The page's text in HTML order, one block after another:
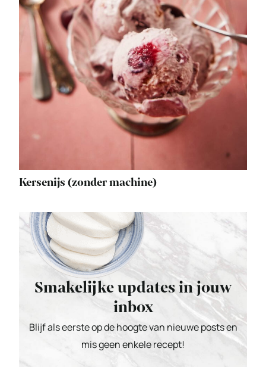
Kersenijs (zonder machine)
Smakelijke updates in jouw
inbox
Blijf als eerste op de hoogte van nieuwe posts en
mis geen enkele recept!